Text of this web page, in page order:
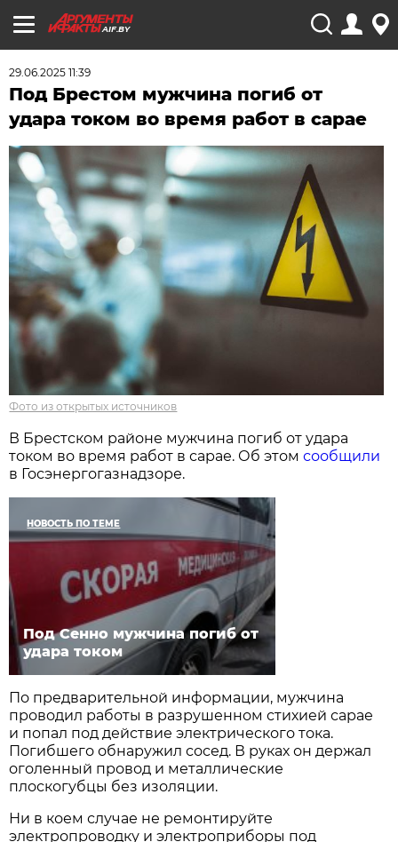
AIF.BY
29.06.2025 11:39
Под Брестом мужчина погиб от
удара током во время работ в сарае
Фото из открытых источников
В Брестском районе мужчина погиб от удара
током во время работ в сарае. Об этомсообщили
в Госэнергогазнадзоре.
НОВОСТЬ ПО ТЕМЕ
Под Сенно мужчина погиб от
удара током
По предварительной информации, мужчина
проводил работы в разрушенном стихией сарае
и попал под действие электрического тока.
Погибшего обнаружил сосед. В руках он держал
оголенный провод и металлические
плоскогубцы без изоляции.
Ни в коем случае не ремонтируйте
электропроводку и электроприборы под